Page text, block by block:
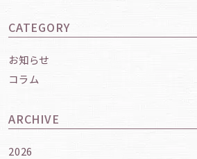
CATEGORY
お知らせ
コラム
ARCHIVE
2026